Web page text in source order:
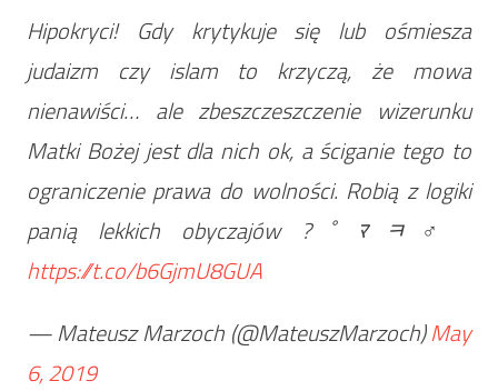
Hipokryci! Gdy krytykuje się lub ośmiesza
judaizm czy islam to krzyczą, że mowa
nienawiści… ale zbeszczeszczenie wizerunku
Matki Bożej jest dla nich ok, a ściganie tego to
ograniczenie prawa do wolności. Robią z logiki
panią lekkich obyczajów ?￰ﾟﾏﾻ‍♂️
https://t.co/b6GjmU8GUA
— Mateusz Marzoch (@MateuszMarzoch)May
6, 2019